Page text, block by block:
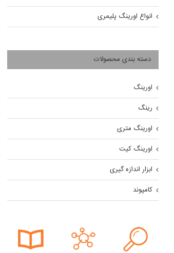
انواع اورینگ پلیمری
دسته بندی محصولات
اورینگ
رینگ
اورینگ متری
اورینگ کیت
ابزار اندازه گیری
کامپوند